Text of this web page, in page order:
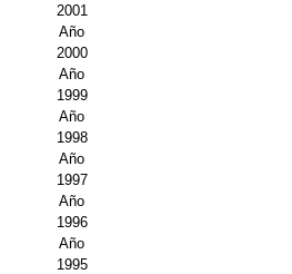
2001
Año
2000
Año
1999
Año
1998
Año
1997
Año
1996
Año
1995